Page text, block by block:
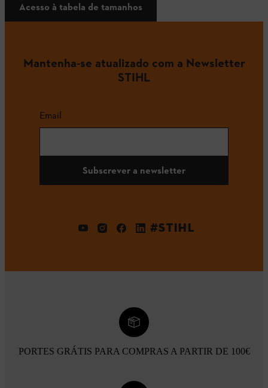
Acesso à tabela de tamanhos
Mantenha-se atualizado com a Newsletter
STIHL
Email
Subscrever a newsletter
#STIHL
PORTES GRÁTIS PARA COMPRAS A PARTIR DE 100€